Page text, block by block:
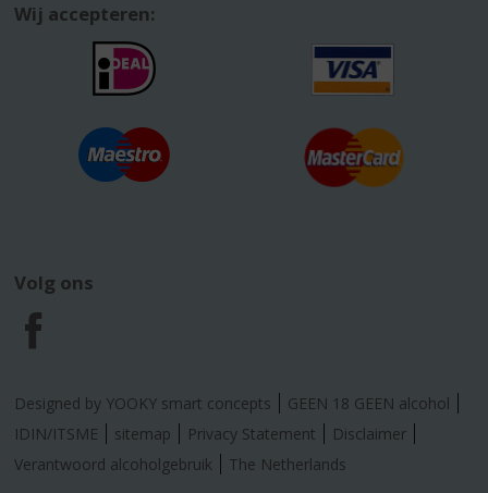
Wij accepteren:
Volg ons
F
a
c
Designed by YOOKY smart concepts
GEEN 18 GEEN alcohol
IDIN/ITSME
sitemap Privacy Statement
Disclaimer
Verantwoord alcoholgebruik
The Netherlands